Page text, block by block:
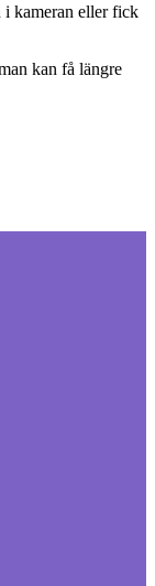
i kameran eller fick
kan få längre